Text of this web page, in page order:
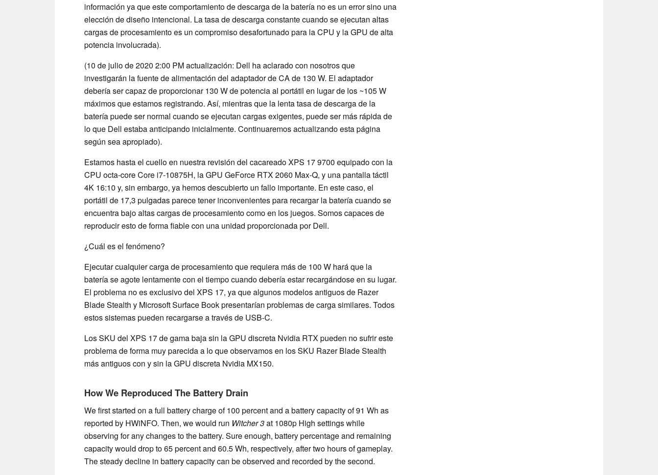
información ya que este comportamiento de descarga de la batería no es un error sino una
elección de diseño intencional. La tasa de descarga constante cuando se ejecutan altas
cargas de procesamiento es un compromiso desafortunado para la CPU y la GPU de alta
potencia involucrada).
(10 de julio de 2020 2:00 PM actualización: Dell ha aclarado con nosotros que
investigarán la fuente de alimentación del adaptador de CA de 130 W. El adaptador
debería ser capaz de proporcionar 130 W de potencia al portátil en lugar de los ~105 W
máximos que estamos registrando. Así, mientras que la lenta tasa de descarga de la
batería puede ser normal cuando se ejecutan cargas exigentes, puede ser más rápida de
lo que Dell estaba anticipando inicialmente. Continuaremos actualizando esta página
según sea apropiado).
Estamos hasta el cuello en nuestra revisión del cacareado XPS 17 9700 equipado con la
CPU octa-core Core i7-10875H, la GPU GeForce RTX 2060 Max-Q, y una pantalla táctil
4K 16:10 y, sin embargo, ya hemos descubierto un fallo importante. En este caso, el
portátil de 17,3 pulgadas parece tener inconvenientes para recargar la batería cuando se
encuentra bajo altas cargas de procesamiento como en los juegos. Somos capaces de
reproducir esto de forma fiable con una unidad proporcionada por Dell.
¿Cuál es el fenómeno?
Ejecutar cualquier carga de procesamiento que requiera más de 100 W hará que la
batería se agote lentamente con el tiempo cuando debería estar recargándose en su lugar.
El problema no es exclusivo del XPS 17, ya que algunos modelos antiguos de Razer
Blade Stealth y Microsoft Surface Book presentarían problemas de carga similares. Todos
estos sistemas pueden recargarse a través de USB-C.
Los SKU del XPS 17 de gama baja sin la GPU discreta Nvidia RTX pueden no sufrir este
problema de forma muy parecida a lo que observamos en los SKU Razer Blade Stealth
más antiguos con y sin la GPU discreta Nvidia MX150.
How We Reproduced The Battery Drain
We first started on a full battery charge of 100 percent and a battery capacity of 91 Wh as
reported by HWiNFO. Then, we would run Witcher 3at 1080p High settings while
observing for any changes to the battery. Sure enough, battery percentage and remaining
capacity would drop to 65 percent and 60.5 Wh, respectively, after two hours of gameplay.
The steady decline in battery capacity can be observed and recorded by the second.